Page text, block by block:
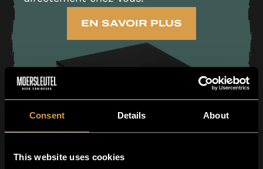
Consent Details About
This website uses cookies
EN SAVOIR PLUS